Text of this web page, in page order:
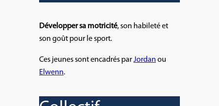
Développer sa motricité, son habileté et
son goût pour le sport.
Ces jeunes sont encadrés parJordan ou
Elwenn.